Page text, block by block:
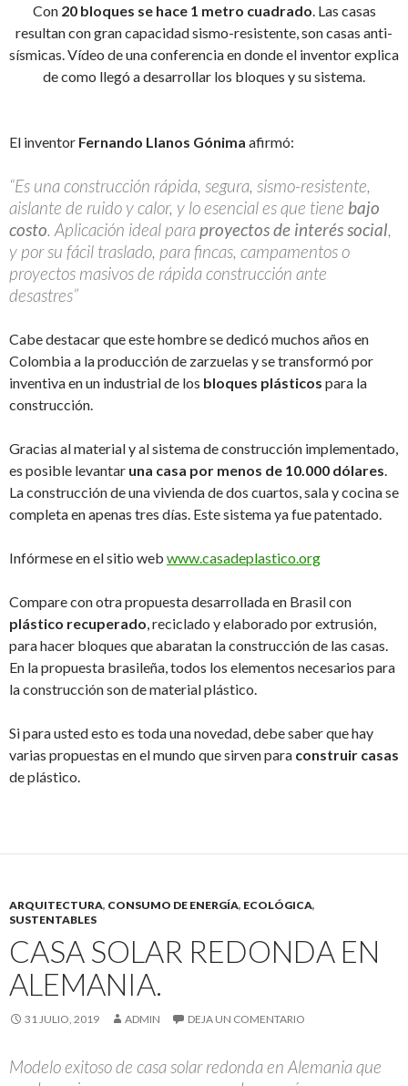
Con 20 bloques se hace 1 metro cuadrado. Las casas
resultan con gran capacidad sismo-resistente, son casas anti-
sísmicas. Vídeo de una conferencia en donde el inventor explica
de como llegó a desarrollar los bloques y su sistema.
El inventor Fernando Llanos Gónima afirmó:
“Es una construcción rápida, segura, sismo-resistente,
aislante de ruido y calor, y lo esencial es que tiene bajo
costo. Aplicación ideal paraproyectos de interés social,
y por su fácil traslado, para fincas, campamentos o
proyectos masivos de rápida construcción ante
desastres”
Cabe destacar que este hombre se dedicó muchos años en
Colombia a la producción de zarzuelas y se transformó por
inventiva en un industrial de los bloques plásticos para la
construcción.
Gracias al material y al sistema de construcción implementado,
es posible levantar una casa por menos de 10.000 dólares.
La construcción de una vivienda de dos cuartos, sala y cocina se
completa en apenas tres días. Este sistema ya fue patentado.
Infórmese en el sitio web www.casadeplastico.org
Compare con otra propuesta desarrollada en Brasil con
plástico recuperado, reciclado y elaborado por extrusión,
para hacer bloques que abaratan la construcción de las casas.
En la propuesta brasileña, todos los elementos necesarios para
la construcción son de material plástico.
Si para usted esto es toda una novedad, debe saber que hay
varias propuestas en el mundo que sirven para construir casas
de plástico.
ARQUITECTURA, CONSUMO DE ENERGÍA, ECOLÓGICA,
SUSTENTABLES
CASA SOLAR REDONDA EN
ALEMANIA.
31 JULIO, 2019 ADMIN DEJA UN COMENTARIO
Modelo exitoso de casa solar redonda en Alemania que